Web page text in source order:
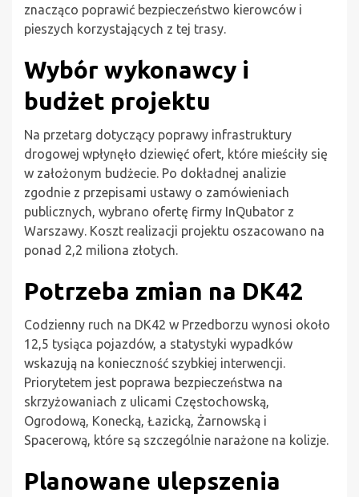
znacząco poprawić bezpieczeństwo kierowców i
pieszych korzystających z tej trasy.
Wybór wykonawcy i
budżet projektu
Na przetarg dotyczący poprawy infrastruktury
drogowej wpłynęło dziewięć ofert, które mieściły się
w założonym budżecie. Po dokładnej analizie
zgodnie z przepisami ustawy o zamówieniach
publicznych, wybrano ofertę firmy InQubator z
Warszawy. Koszt realizacji projektu oszacowano na
ponad 2,2 miliona złotych.
Potrzeba zmian na DK42
Codzienny ruch na DK42 w Przedborzu wynosi około
12,5 tysiąca pojazdów, a statystyki wypadków
wskazują na konieczność szybkiej interwencji.
Priorytetem jest poprawa bezpieczeństwa na
skrzyżowaniach z ulicami Częstochowską,
Ogrodową, Konecką, Łazicką, Żarnowską i
Spacerową, które są szczególnie narażone na kolizje.
Planowane ulepszenia